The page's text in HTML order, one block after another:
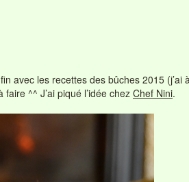
avec les recettes des bûches 2015
^^ J’ai piqué l’idée chez Chef Nini.